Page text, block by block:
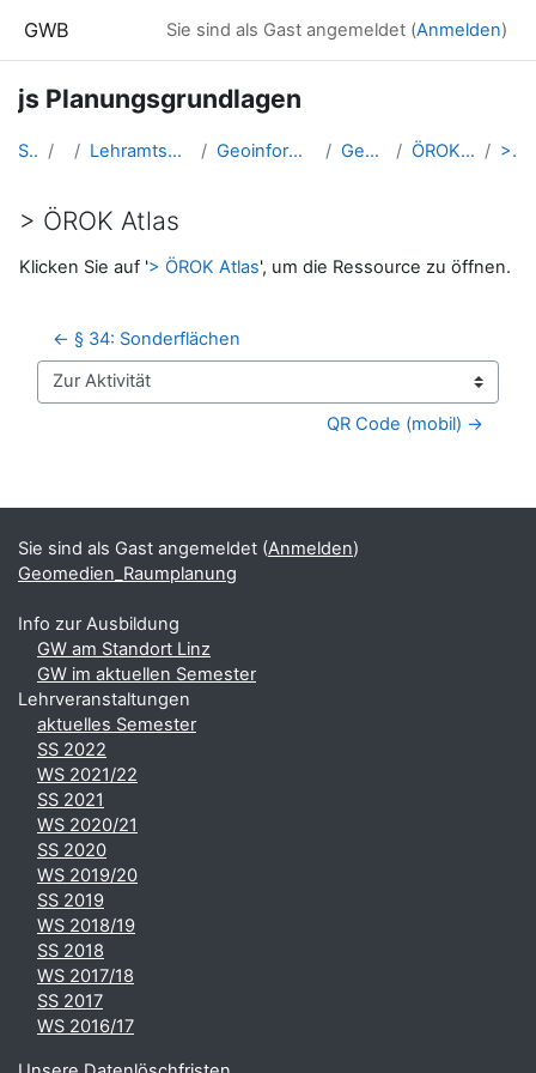
GWB Sie sind als Gast angemeldet (Anmelden)
js Planungsgrundlagen
Startseite Kurse Lehramtsausbildung GW im Cluster Österreich Mitte Geoinformation und Geokommunikation (GW B 5.1) Geomedien_Raumplanung ÖROK Atlas zur Raumbeobachtung > ÖROK Atlas
> ÖROK Atlas
Abschlussbedingungen
Klicken Sie auf '> ÖROK Atlas', um die Ressource zu öffnen.
← § 34: Sonderflächen
Zur Aktivität
QR Code (mobil) →
Ergänzungsblöcke
Sie sind als Gast angemeldet (Anmelden)
Geomedien_Raumplanung
Info zur Ausbildung
GW am Standort Linz
GW im aktuellen Semester
Lehrveranstaltungen
aktuelles Semester
SS 2022
WS 2021/22
SS 2021
WS 2020/21
SS 2020
WS 2019/20
SS 2019
WS 2018/19
SS 2018
WS 2017/18
SS 2017
WS 2016/17